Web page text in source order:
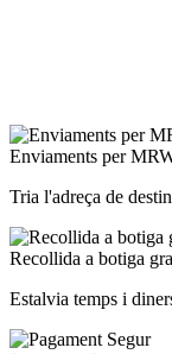
Enviaments per
Tria l'adreça de
Recollida a botiga
Estalvia temps i